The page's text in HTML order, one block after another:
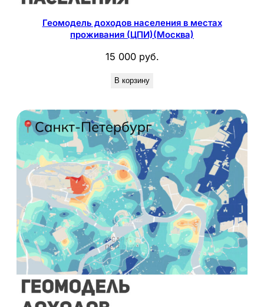
Геомодель доходов населения в местах
проживания (ЦПИ)(Москва)
15 000 руб.
В корзину